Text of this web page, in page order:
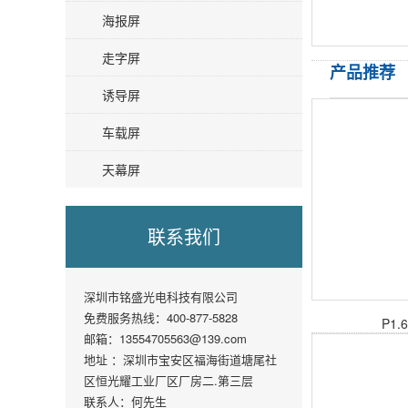
海报屏
走字屏
诱导屏
车载屏
天幕屏
联系我们
深圳市铭盛光电科技有限公司
免费服务热线：400-877-5828
邮箱：13554705563@139.com
地址 ：深圳市宝安区福海街道塘尾社
区恒光耀工业厂区厂房二.第三层
联系人：何先生
产品推荐